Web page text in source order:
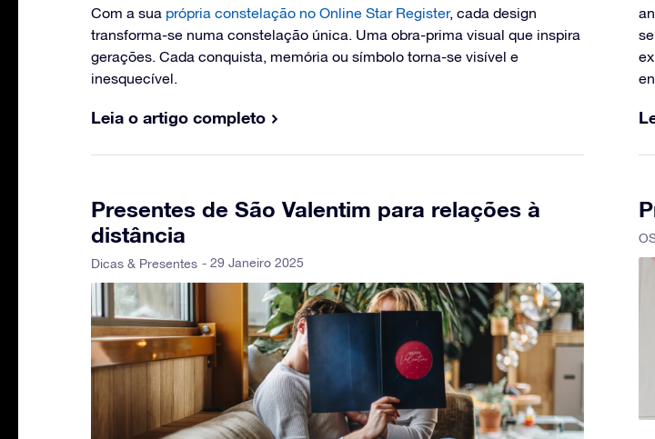
Com a sua própria constelação no Online Star Register, cada design
transforma-se numa constelação única. Uma obra-prima visual que inspira
gerações. Cada conquista, memória ou símbolo torna-se visível e
inesquecível.
Leia o artigo completo
Presentes de São Valentim para relações à
distância
Dicas & Presentes - 29 Janeiro 2025